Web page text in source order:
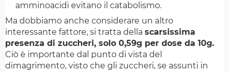
amminoacidi evitano il catabolismo.
Ma dobbiamo anche considerare un altro
interessante fattore, si tratta della scarsissima
presenza di zuccheri, solo 0,59g per dose da 10g.
Ciò è importante dal punto di vista del
dimagrimento, visto che gli zuccheri, se assunti in